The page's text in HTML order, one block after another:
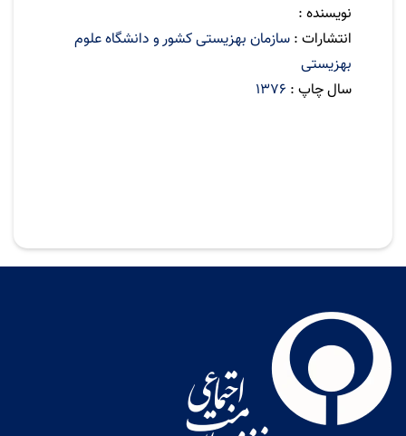
نویسنده :
انتشارات : سازمان بهزیستی کشور و دانشگاه علوم
بهزیستی
سال چاپ : 1376